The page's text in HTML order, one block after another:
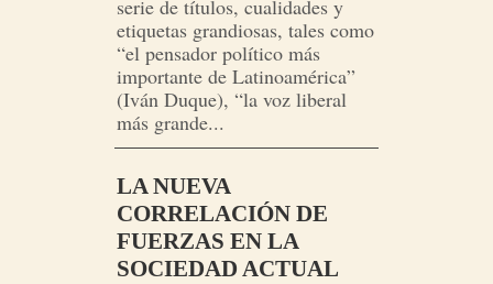
serie de títulos, cualidades y
etiquetas grandiosas, tales como
“el pensador político más
importante de Latinoamérica”
(Iván Duque), “la voz liberal
más grande...
LA NUEVA
CORRELACIÓN DE
FUERZAS EN LA
SOCIEDAD ACTUAL